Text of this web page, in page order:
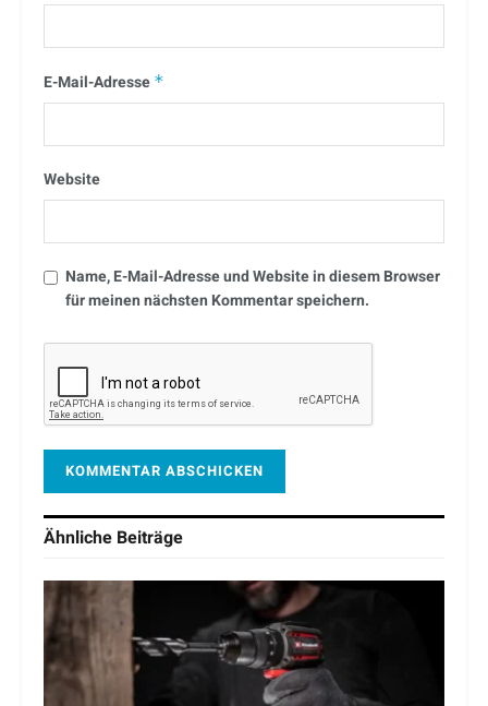
E-Mail-Adresse *
Website
Name, E-Mail-Adresse und Website in diesem Browser
für meinen nächsten Kommentar speichern.
Ähnliche Beiträge